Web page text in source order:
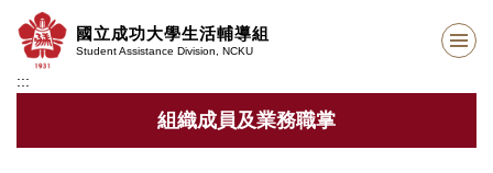
到
要
區
國立成功大學生活輔導組
Student Assistance Division, NCKU
:::
組織成員及業務職掌